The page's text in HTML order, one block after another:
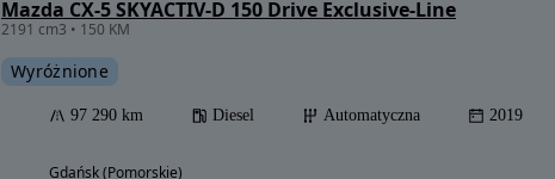
Mazda CX-5 SKYACTIV-D 150 Drive Exclusive-Line
2191 cm3 • 150 KM
Wyróżnione
97 290 km Diesel Automatyczna 2019
Gdańsk (Pomorskie)